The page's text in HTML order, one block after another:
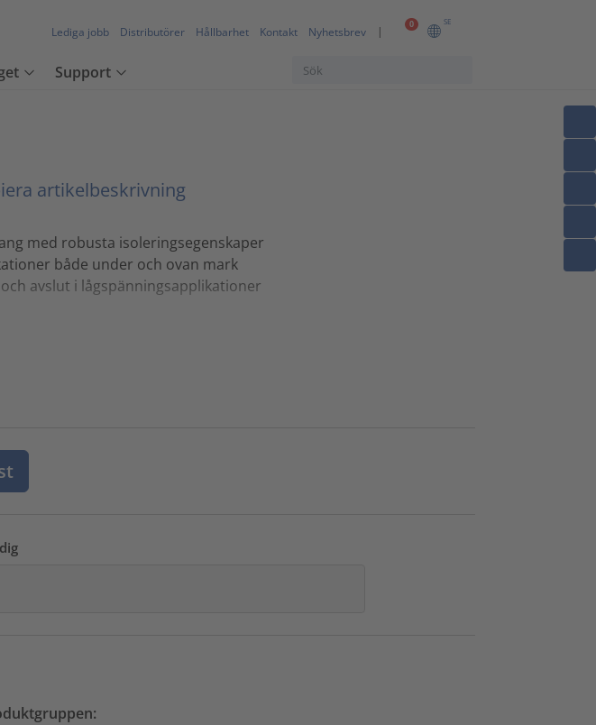
0 SE
Lediga jobb Distributörer Hållbarhet Kontakt Nyhetsbrev
Support
artikelbeskrivning
med robusta isoleringsegenskaper
både under och ovan mark
avslut i lågspänningsapplikationer